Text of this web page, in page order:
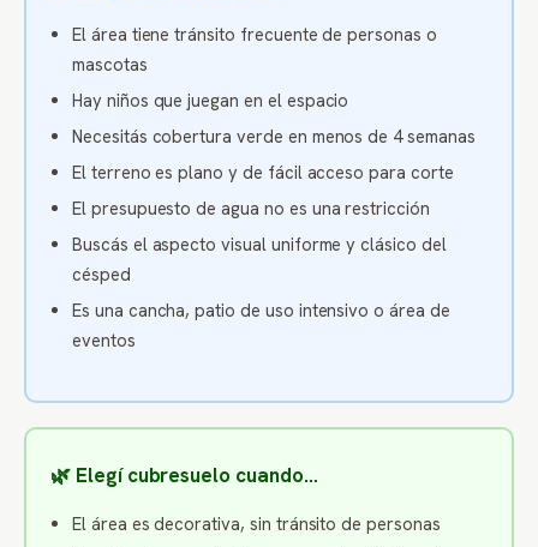
El área tiene tránsito frecuente de personas o
mascotas
Hay niños que juegan en el espacio
Necesitás cobertura verde en menos de 4 semanas
El terreno es plano y de fácil acceso para corte
El presupuesto de agua no es una restricción
Buscás el aspecto visual uniforme y clásico del
césped
Es una cancha, patio de uso intensivo o área de
eventos
🌿 Elegí cubresuelo cuando…
El área es decorativa, sin tránsito de personas